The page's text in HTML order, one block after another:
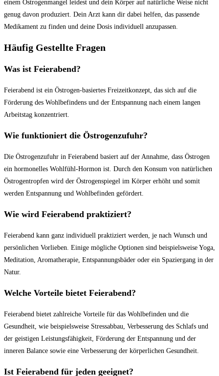
einem Östrogenmangel leidest und ⁤dein ‌Körper auf ​natürliche⁤ Weise nicht​
genug davon produziert. Dein Arzt kann dir dabei helfen, das passende
Medikament zu finden und deine ⁢Dosis individuell‌ anzupassen.
Häufig Gestellte⁤ Fragen
Was ist ​Feierabend?
Feierabend ist ein Östrogen-basiertes‌ Freizeitkonzept, das sich‌ auf die‌
Förderung des ⁤Wohlbefindens und⁤ der Entspannung nach einem langen
Arbeitstag ‌konzentriert.
Wie funktioniert die Östrogenzufuhr?
Die ⁤Östrogenzufuhr in​ Feierabend basiert auf der‍ Annahme, dass‍ Östrogen
ein hormonelles Wohlfühl-Hormon⁢ ist. Durch den Konsum ⁤von ⁣natürlichen
Östrogentropfen wird der Östrogenspiegel im ​Körper erhöht und somit
werden Entspannung und Wohlbefinden gefördert.
Wie​ wird Feierabend⁢ praktiziert?
Feierabend kann ganz individuell ⁤praktiziert werden, ⁢je nach Wunsch⁢ und
persönlichen Vorlieben. Einige mögliche Optionen sind beispielsweise Yoga,‍
Meditation, Aromatherapie, Entspannungsbäder oder ein Spaziergang in der
Natur.
Welche Vorteile bietet Feierabend?
Feierabend bietet zahlreiche Vorteile‍ für⁤ das Wohlbefinden und die
Gesundheit, wie beispielsweise Stressabbau,‍ Verbesserung​ des Schlafs und
⁣der geistigen Leistungsfähigkeit, Förderung der Entspannung und ‍der
inneren Balance sowie eine Verbesserung ‌der körperlichen Gesundheit.
Ist⁣ Feierabend ⁣für jeden geeignet?